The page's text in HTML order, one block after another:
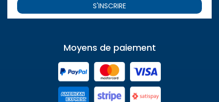
S'INSCRIRE
Moyens de paiement